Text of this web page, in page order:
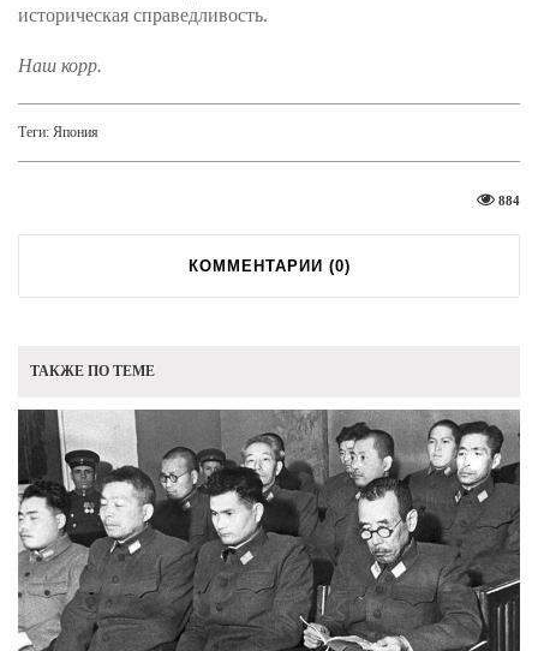
историческая справедливость.
Наш корр.
Теги: Япония
884
КОММЕНТАРИИ (0)
ТАКЖЕ ПО ТЕМЕ